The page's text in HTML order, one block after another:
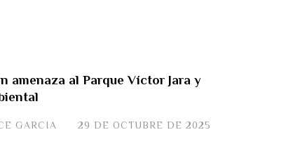
amenaza al Parque Víctor Jara y
GARCIA 29 DE OCTUBRE DE 2025